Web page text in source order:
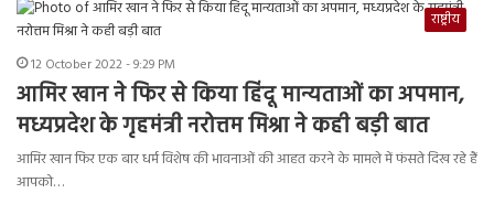
राष्ट्रीय
12 October 2022 - 9:29 PM
आमिर खान ने फिर से किया हिंदू मान्यताओं का अपमान,
मध्यप्रदेश के गृहमंत्री नरोत्तम मिश्रा ने कही बड़ी बात
आमिर खान फिर एक बार धर्म विशेष की भावनाओं की आहत करने के मामले में फंसते दिख रहे हैं
आपको…